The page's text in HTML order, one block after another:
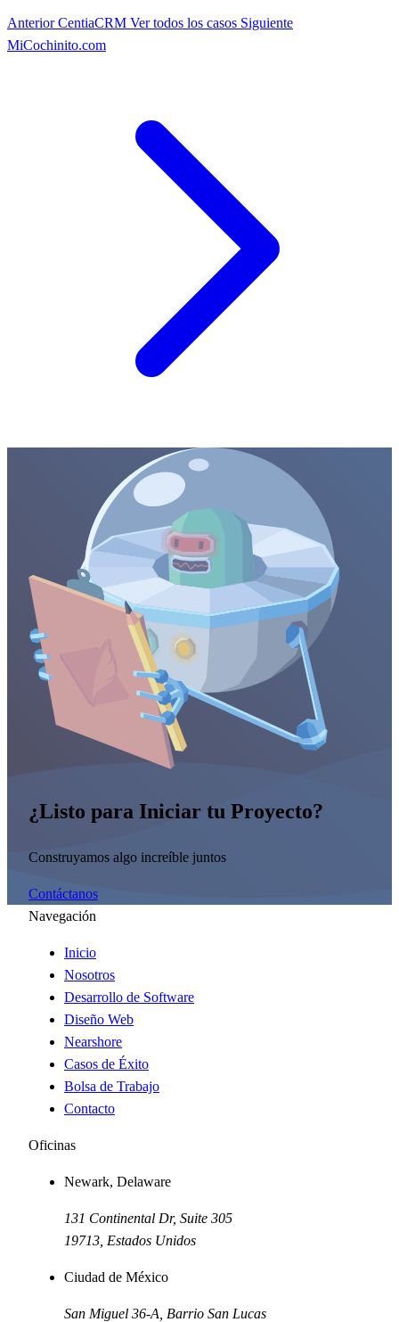
AnteriorCentiaCRM Ver todos los casos Siguiente
MiCochinito.com
¿Listo para Iniciar tu Proyecto?
Construyamos algo increíble juntos
Contáctanos
Navegación
Inicio
Nosotros
Desarrollo de Software
Diseño Web
Nearshore
Casos de Éxito
Bolsa de Trabajo
Contacto
Oficinas
Newark, Delaware
131 Continental Dr, Suite 305
19713 Estados Unidos
Ciudad de México
San Miguel 36-A, Barrio San Lucas